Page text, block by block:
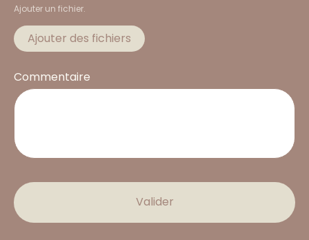
Ajouter un fichier.
Ajouter des fichiers
Commentaire
Valider